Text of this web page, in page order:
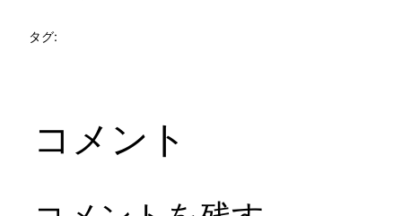
タグ:
コメント